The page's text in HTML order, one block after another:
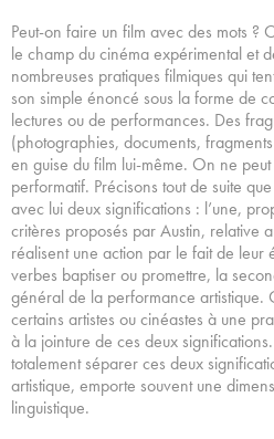
Peut-on faire un film avec des mots ?
le champ du cinéma expérimental et
nombreuses pratiques filmiques qui
son simple énoncé sous la forme de
lectures ou de performances. Des
(photographies, documents,
en guise du film lui-même. On ne
performatif. Précisons tout de suite
avec lui deux significations : l’une,
critères proposés par Austin, relative
réalisent une action par le fait de leur
verbes baptiser ou promettre, la
général de la performance artistique.
certains artistes ou cinéastes à une
à la jointure de ces deux
totalement séparer ces deux
artistique, emporte souvent une
linguistique.